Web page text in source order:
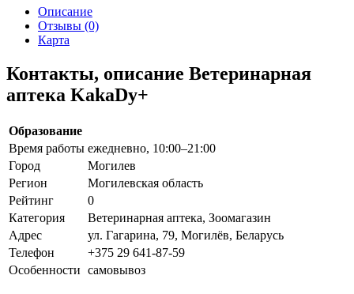
Описание
Отзывы (0)
Карта
Контакты, описание Ветеринарная
аптека KakaDy+
Образование
Время работы ежедневно, 10:00–21:00
Город
Могилев
Регион
Могилевская область
Рейтинг
0
Категория
Ветеринарная аптека, Зоомагазин
Адрес
ул. Гагарина, 79, Могилёв, Беларусь
Телефон
+375 29 641-87-59
Особенности самовывоз